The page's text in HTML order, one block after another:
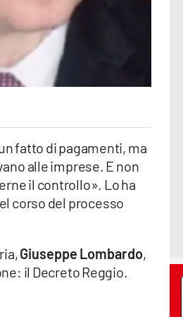
fatto di pagamenti, ma
alle imprese. E non
il controllo». Lo ha
corso del processo
Giuseppe Lombardo,
il Decreto Reggio.